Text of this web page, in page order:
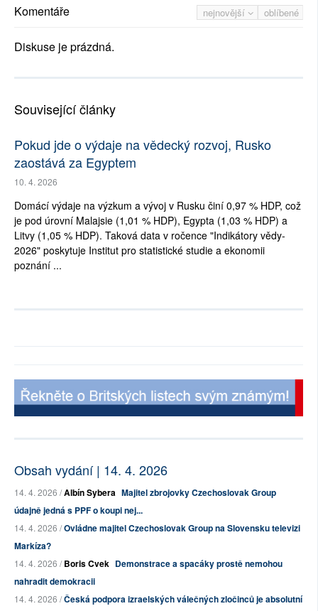
nejnovější oblíbené
Komentáře
Diskuse je prázdná.
Související články
Pokud jde o výdaje na vědecký rozvoj, Rusko
zaostává za Egyptem
10. 4. 2026
Domácí výdaje na výzkum a vývoj v Rusku činí 0,97 % HDP, což
je pod úrovní Malajsie (1,01 % HDP), Egypta (1,03 % HDP) a
Litvy (1,05 % HDP). Taková data v ročence "Indikátory vědy-
2026" poskytuje Institut pro statistické studie a ekonomii
poznání ...
Obsah vydání | 14. 4. 2026
14. 4. 2026 /Albín Sybera Majitel zbrojovky Czechoslovak Group
údajně jedná s PPF o koupi nej...
14. 4. 2026 /Ovládne majitel Czechoslovak Group na Slovensku televizi
Markíza?
14. 4. 2026 /Boris Cvek Demonstrace a spacáky prostě nemohou
nahradit demokracii
14. 4. 2026 /Česká podpora izraelských válečných zločinců je absolutní